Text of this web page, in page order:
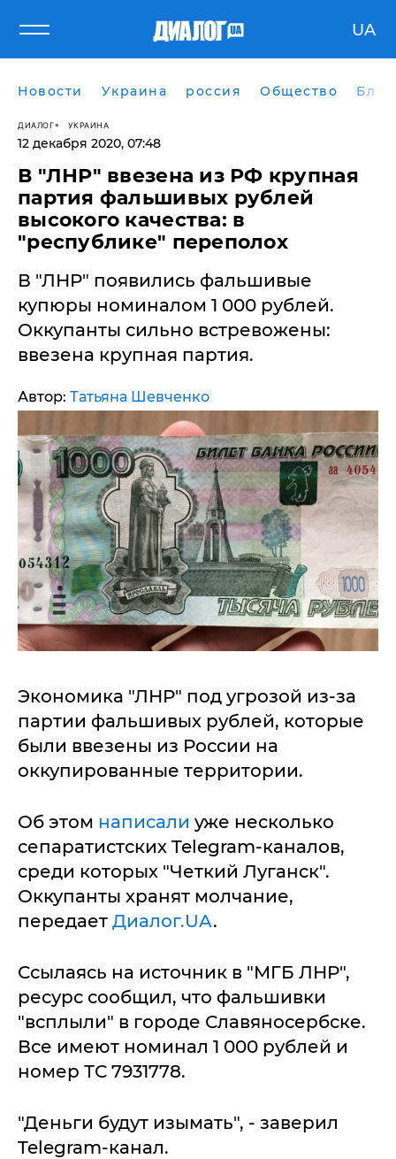
UA
Новости Украина россия Общество
ДИАЛОГ УКРАИНА
12 декабря 2020, 07:48
В "ЛНР" ввезена из РФ крупная
партия фальшивых рублей
высокого качества: в
"республике" переполох
​В "ЛНР" появились фальшивые
купюры номиналом 1 000 рублей.
Оккупанты сильно встревожены:
ввезена крупная партия.
Автор: Татьяна Шевченко
Экономика "ЛНР" под угрозой из-за
партии фальшивых рублей, которые
были ввезены из России на
оккупированные территории.
Об этом написали уже несколько
сепаратистских Telegram-каналов,
среди которых "Четкий Луганск".
Оккупанты хранят молчание,
передает Диалог.UA.
Ссылаясь на источник в "МГБ ЛНР",
ресурс сообщил, что фальшивки
"всплыли" в городе Славяносербске.
Все имеют номинал 1 000 рублей и
номер ТС 7931778.
"Деньги будут изымать", - заверил
Telegram-канал.